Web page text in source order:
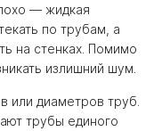
— жидкая
по трубам, а
на стенках. Помимо
излишний шум.
или диаметров труб.
трубы единого